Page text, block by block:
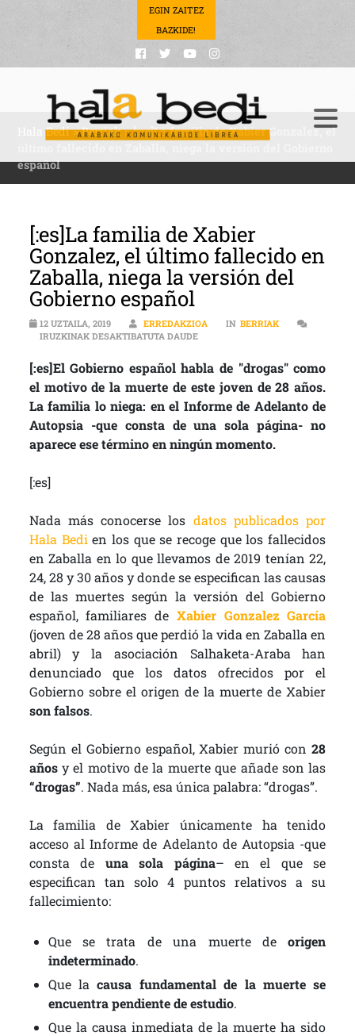
EGIN ZAITEZ
BAZKIDE!
Hala Bedi>Berriak>[:es]La familia de Xabier Gonzalez, el
español
[:es]La familia de Xabier
Gonzalez, el último fallecido en
Zaballa, niega la versión del
Gobierno español
12 UZTAILA, 2019 ERREDAKZIOA IN BERRIAK
IRUZKINAK DESAKTIBATUTA DAUDE[:ES]LA FAMILIA DE XABIER
[:es]El Gobierno español habla de "drogas" como
el motivo de la muerte de este joven de 28 años.
La familia lo niega: en el Informe de Adelanto de
Autopsia -que consta de una sola página- no
aparece ese término en ningún momento.
[:es]
Nada más conocerse los datos publicados por
Hala Bedi en los que se recoge que los fallecidos
en Zaballa en lo que llevamos de 2019 tenían 22,
24, 28 y 30 años y donde se especifican las causas
de las muertes según la versión del Gobierno
español, familiares de Xabier Gonzalez García
(joven de 28 años que perdió la vida en Zaballa en
abril) y la asociación Salhaketa-Araba han
denunciado que los datos ofrecidos por el
Gobierno sobre el origen de la muerte de Xabier
son falsos.
Según el Gobierno español, Xabier murió con 28
añosy el motivo de la muerte que añade son las
“drogas”. Nada más, esa única palabra: “drogas”.
La familia de Xabier únicamente ha tenido
acceso al Informe de Adelanto de Autopsia -que
consta de una sola página– en el que se
especifican tan solo 4 puntos relativos a su
fallecimiento:
Que se trata de una muerte deorigen
indeterminado.
Que la causa fundamental de la muerte se
encuentra pendiente de estudio.
Que la causa inmediata de la muerte ha sido